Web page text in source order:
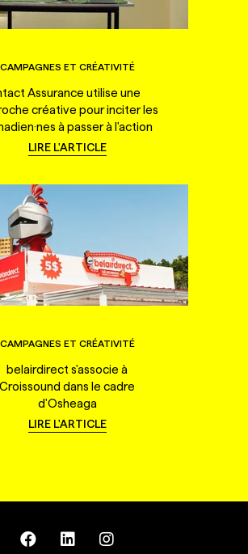
CAMPAGNES ET CRÉATIVITÉ
Assurance utilise une
créative pour inciter les
à passer à l'action
LIRE L'ARTICLE
CAMPAGNES ET CRÉATIVITÉ
belairdirect s'associe à
Croissound dans le cadre
d'Osheaga
LIRE L'ARTICLE